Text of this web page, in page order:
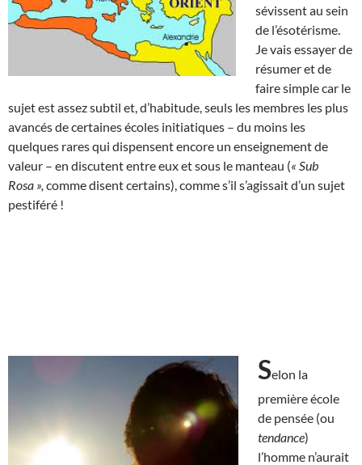
sévissent au sein
de l’ésotérisme.
Je vais essayer de
résumer et de
faire simple car le
sujet est assez subtil et, d’habitude, seuls les membres les plus
avancés de certaines écoles initiatiques – du moins les
quelques rares qui dispensent encore un enseignement de
valeur – en discutent entre eux et sous le manteau (« Sub
Rosa », comme disent certains), comme s’il s’agissait d’un sujet
pestiféré !
Selon la
première école
de pensée (ou
tendance)
l’homme n’aurait